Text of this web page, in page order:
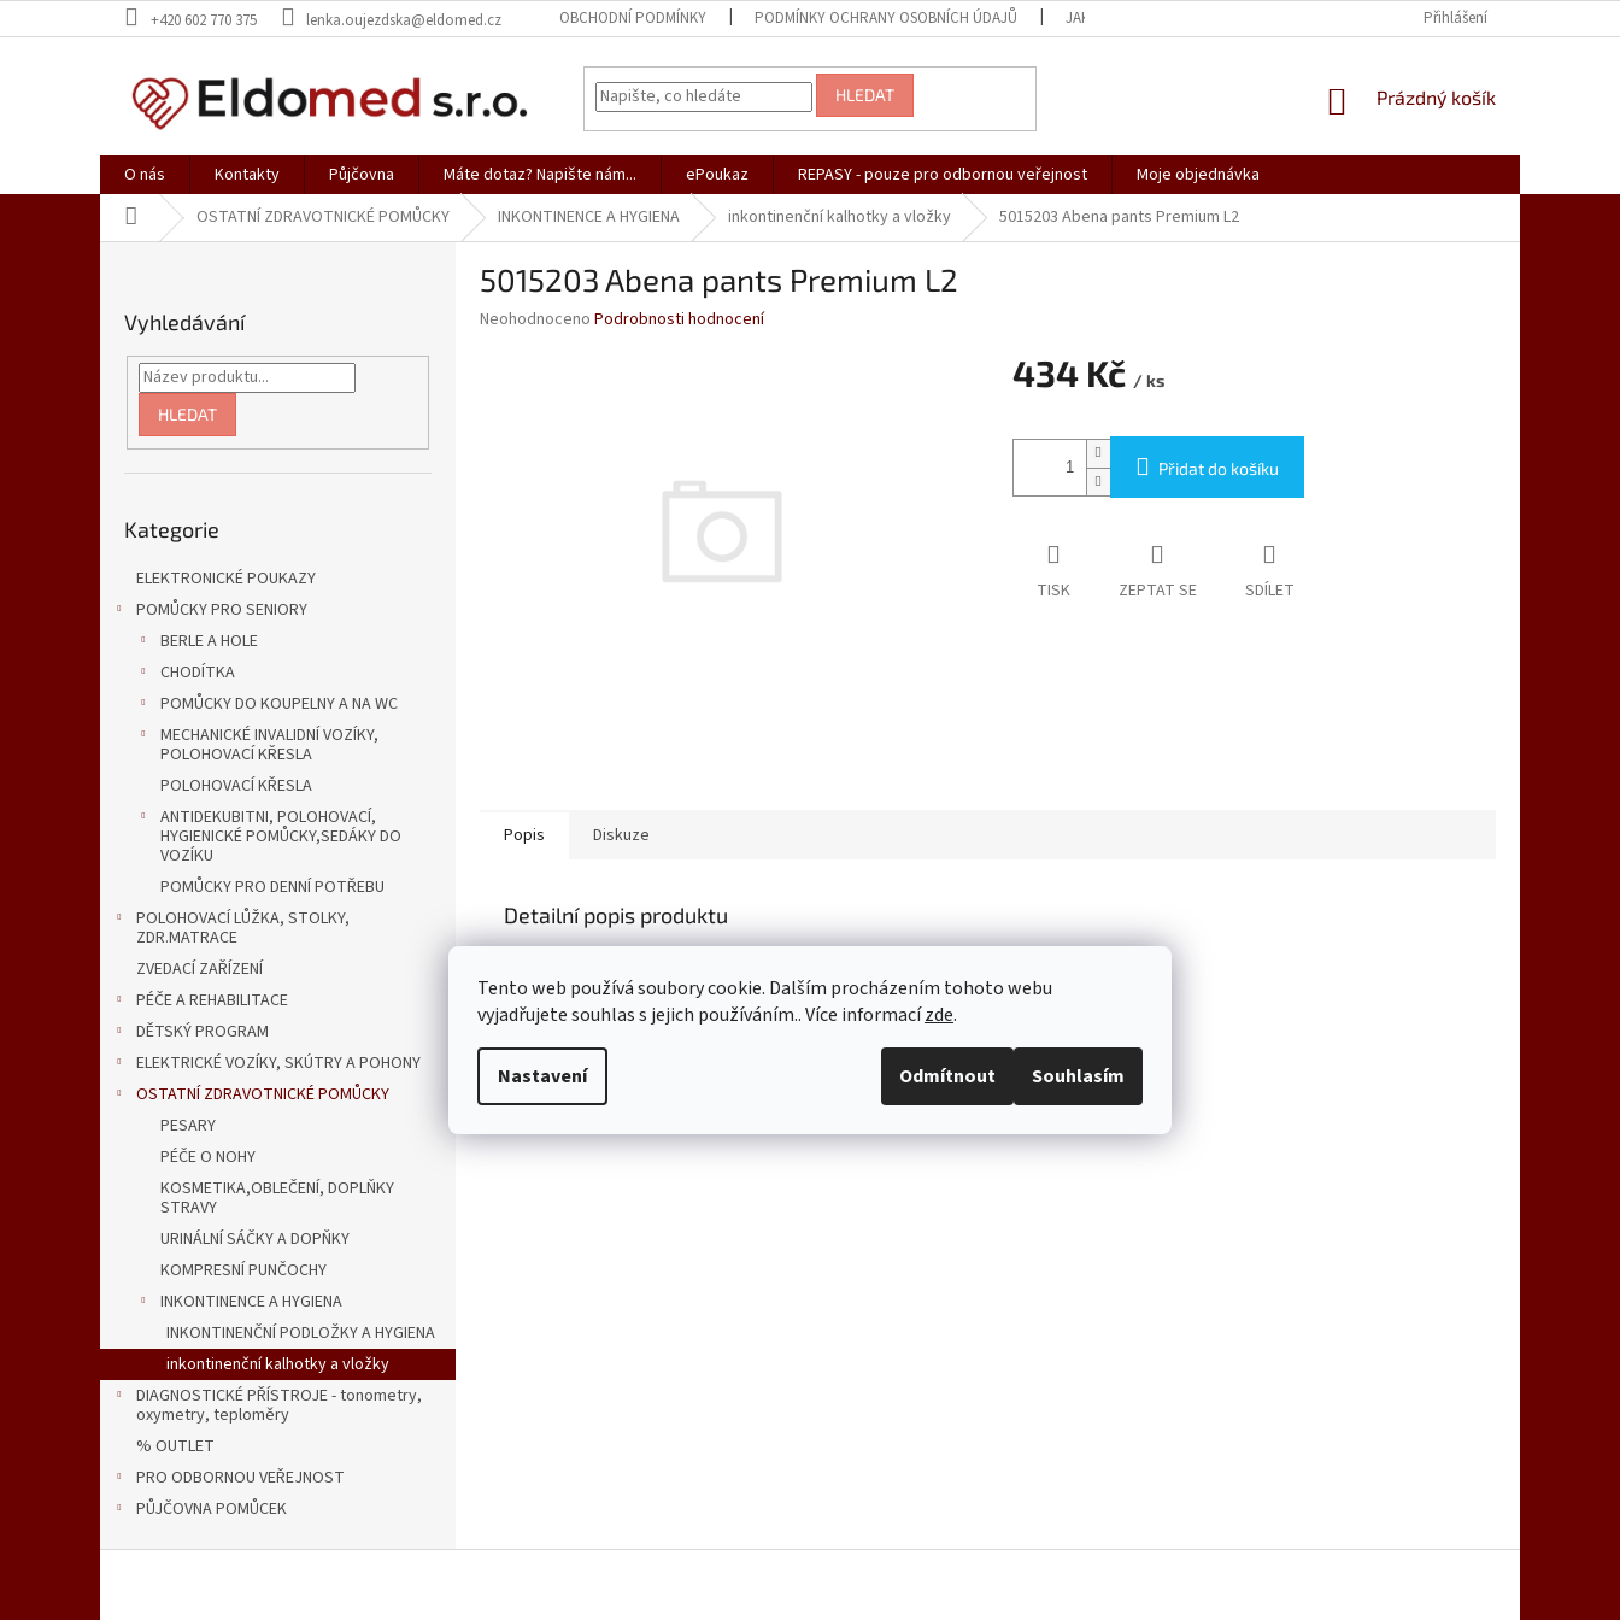
Tento web používá soubory cookie. Dalším procházením tohoto webu
vyjadřujete souhlas s jejich používáním.. Více informacízde.
Nastavení Odmítnout Souhlasím
na
+420 602 770 375 lenka.oujezdska@eldomed.cz OBCHODNÍ PODMÍNKY PODMÍNKY OCHRANY OSOBNÍCH ÚDAJŮ JAK NAKUPOVAT REKLAMACE, VRÁCENÍ ZBOŽÍ
Přihlášení
HLEDAT
NÁKUPNÍ
Prázdný košík
O nás Kontakty Půjčovna Máte dotaz? Napište nám... ePoukaz REPASY - pouze pro odbornou veřejnost
Moje objednávka
Domů OSTATNÍ ZDRAVOTNICKÉ POMŮCKY INKONTINENCE A HYGIENA inkontinenční kalhotky a vložky 5015203 Abena pants Premium L2
Vyhledávání
HLEDAT
kategorie
Kategorie
ELEKTRONICKÉ POUKAZY
POMŮCKY PRO SENIORY
BERLE A HOLE
CHODÍTKA
POMŮCKY DO KOUPELNY A NA WC
MECHANICKÉ INVALIDNÍ VOZÍKY,
POLOHOVACÍ KŘESLA
POLOHOVACÍ KŘESLA
ANTIDEKUBITNI, POLOHOVACÍ,
HYGIENICKÉ POMŮCKY,SEDÁKY DO
VOZÍKU
POMŮCKY PRO DENNÍ POTŘEBU
POLOHOVACÍ LŮŽKA, STOLKY,
ZDR.MATRACE
ZVEDACÍ ZAŘÍZENÍ
PÉČE A REHABILITACE
DĚTSKÝ PROGRAM
ELEKTRICKÉ VOZÍKY, SKÚTRY A POHONY
OSTATNÍ ZDRAVOTNICKÉ POMŮCKY
PESARY
PÉČE O NOHY
KOSMETIKA,OBLEČENÍ, DOPLŇKY
STRAVY
URINÁLNÍ SÁČKY A DOPŇKY
KOMPRESNÍ PUNČOCHY
INKONTINENCE A HYGIENA
INKONTINENČNÍ PODLOŽKY A HYGIENA
inkontinenční kalhotky a vložky
DIAGNOSTICKÉ PŘÍSTROJE - tonometry,
oxymetry, teploměry
% OUTLET
PRO ODBORNOU VEŘEJNOST
PŮJČOVNA POMŮCEK
5015203 Abena pants Premium L2
Průměrné
Neohodnoceno Podrobnosti hodnocení
434 Kč / ks
cena:
Přidat do košíku
TISK ZEPTAT SE SDÍLET
Popis Diskuze
Detailní popis produktu